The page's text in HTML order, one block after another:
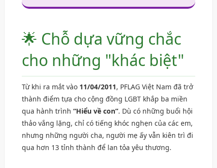
🌟 Chỗ dựa vững chắc
cho những "khác biệt"
Từ khi ra mắt vào 11/04/2011, PFLAG Việt Nam đã trở
thành điểm tựa cho cộng đồng LGBT khắp ba miền
qua hành trình “Hiểu về con”. Dù có những buổi hội
thảo vắng lặng, chỉ có tiếng khóc nghẹn của các em,
nhưng những người cha, người mẹ ấy vẫn kiên trì đi
qua hơn 13 tỉnh thành để lan tỏa yêu thương.